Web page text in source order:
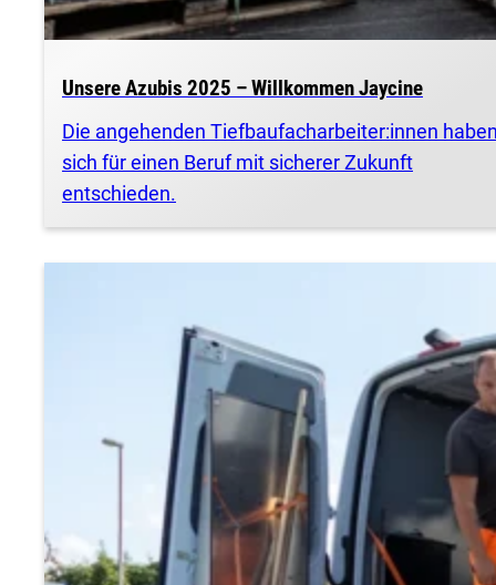
Unsere Azubis 2025 – Willkommen Jaycine
Die angehenden Tiefbaufacharbeiter:innen
sich für einen Beruf mit sicherer Zukunft
entschieden.